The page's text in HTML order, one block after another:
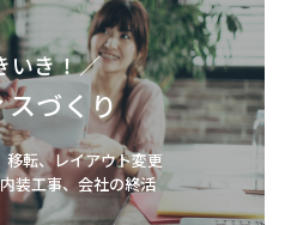
いき！／
スづくり
移転、レイアウト変更
装工事、会社の終活